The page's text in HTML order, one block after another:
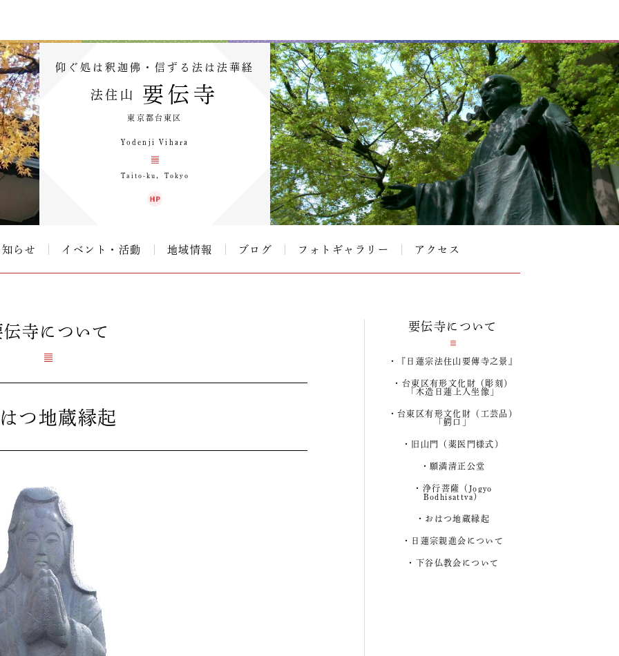
仰ぐ処は釈迦佛・信ずる法は法華経
法住山 要伝寺
東京都台東区
Yodenji Vihara
Taito-ku，Tokyo
らせ イベント・活動 地域情報 ブログ フォトギャラリー アクセス
伝寺について
つ地蔵縁起
要伝寺について
『日蓮宗法住山要傳寺之景』
台東区有形文化財（彫刻）
「木造日蓮上人坐像」
台東区有形文化財（工芸品）
「鰐口」
旧山門（薬医門様式）
願満清正公堂
浄行菩薩（Jogyo
Bodhisattva）
おはつ地蔵縁起
日蓮宗親進会について
下谷仏教会について